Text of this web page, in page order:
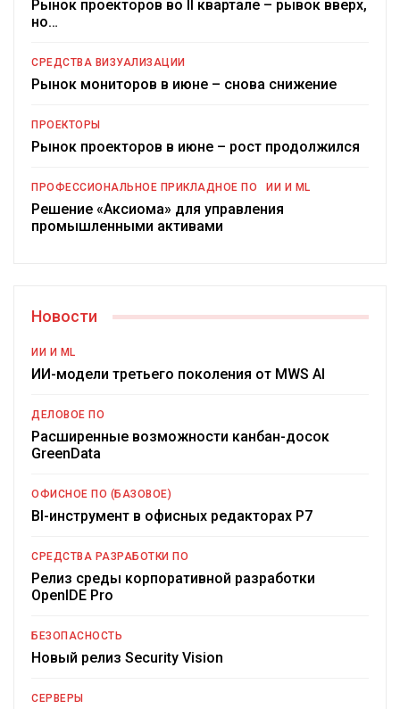
Рынок проекторов во II квартале – рывок вверх,
но…
СРЕДСТВА ВИЗУАЛИЗАЦИИ
Рынок мониторов в июне – снова снижение
ПРОЕКТОРЫ
Рынок проекторов в июне – рост продолжился
ПРОФЕССИОНАЛЬНОЕ ПРИКЛАДНОЕ ПО ИИ И ML
Решение «Аксиома» для управления
промышленными активами
Новости
ИИ И ML
ИИ-модели третьего поколения от MWS AI
ДЕЛОВОЕ ПО
Расширенные возможности канбан-досок
GreenData
ОФИСНОЕ ПО (БАЗОВОЕ)
BI-инструмент в офисных редакторах Р7
СРЕДСТВА РАЗРАБОТКИ ПО
Релиз среды корпоративной разработки
OpenIDE Pro
БЕЗОПАСНОСТЬ
Новый релиз Security Vision
СЕРВЕРЫ